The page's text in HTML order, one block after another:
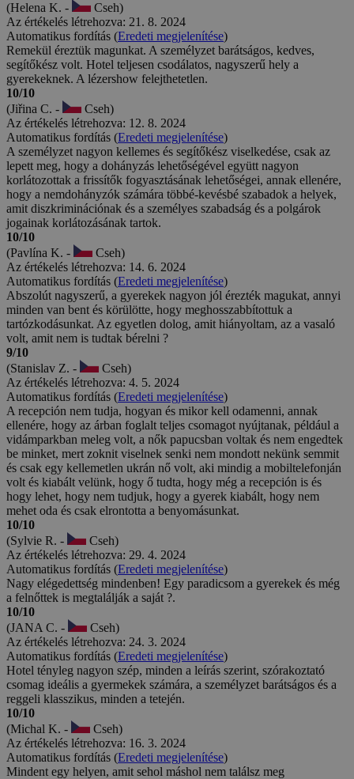
(Helena K. -
Cseh)
Az értékelés létrehozva: 21. 8. 2024
Automatikus fordítás (Eredeti megjelenítése)
Remekül éreztük magunkat. A személyzet barátságos, kedves,
segítőkész volt. Hotel teljesen csodálatos, nagyszerű hely a
gyerekeknek. A lézershow felejthetetlen.
10/10
(Jiřina C. -
Cseh)
Az értékelés létrehozva: 12. 8. 2024
Automatikus fordítás (Eredeti megjelenítése)
A személyzet nagyon kellemes és segítőkész viselkedése, csak az
lepett meg, hogy a dohányzás lehetőségével együtt nagyon
korlátozottak a frissítők fogyasztásának lehetőségei, annak ellenére,
hogy a nemdohányzók számára többé-kevésbé szabadok a helyek,
amit diszkriminációnak és a személyes szabadság és a polgárok
jogainak korlátozásának tartok.
10/10
(Pavlína K. -
Cseh)
Az értékelés létrehozva: 14. 6. 2024
Automatikus fordítás (Eredeti megjelenítése)
Abszolút nagyszerű, a gyerekek nagyon jól érezték magukat, annyi
minden van bent és körülötte, hogy meghosszabbítottuk a
tartózkodásunkat. Az egyetlen dolog, amit hiányoltam, az a vasaló
volt, amit nem is tudtak bérelni ?
9/10
(Stanislav Z. -
Cseh)
Az értékelés létrehozva: 4. 5. 2024
Automatikus fordítás (Eredeti megjelenítése)
A recepción nem tudja, hogyan és mikor kell odamenni, annak
ellenére, hogy az árban foglalt teljes csomagot nyújtanak, például a
vidámparkban meleg volt, a nők papucsban voltak és nem engedtek
be minket, mert zoknit viselnek senki nem mondott nekünk semmit
és csak egy kellemetlen ukrán nő volt, aki mindig a mobiltelefonján
volt és kiabált velünk, hogy ő tudta, hogy még a recepción is és
hogy lehet, hogy nem tudjuk, hogy a gyerek kiabált, hogy nem
mehet oda és csak elrontotta a benyomásunkat.
10/10
(Sylvie R. -
Cseh)
Az értékelés létrehozva: 29. 4. 2024
Automatikus fordítás (Eredeti megjelenítése)
Nagy elégedettség mindenben! Egy paradicsom a gyerekek és még
a felnőttek is megtalálják a saját ?.
10/10
(JANA C. -
Cseh)
Az értékelés létrehozva: 24. 3. 2024
Automatikus fordítás (Eredeti megjelenítése)
Hotel tényleg nagyon szép, minden a leírás szerint, szórakoztató
csomag ideális a gyermekek számára, a személyzet barátságos és a
reggeli klasszikus, minden a tetején.
10/10
(Michal K. -
Cseh)
Az értékelés létrehozva: 16. 3. 2024
Automatikus fordítás (Eredeti megjelenítése)
Mindent egy helyen, amit sehol máshol nem találsz meg